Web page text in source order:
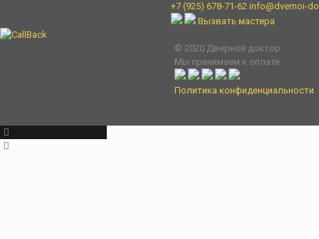
+7 (925) 678-71-62 info@dvernoi-
Вызвать мастера
© 2020 Дверной доктор
Мы принимаем к оплате:
Политика конфиденциальности